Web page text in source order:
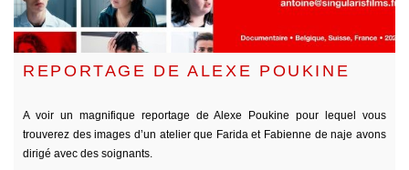
REPORTAGE DE ALEXE POUKINE
A voir un magnifique reportage de Alexe Poukine pour lequel vous
trouverez des images d’un atelier que Farida et Fabienne de naje avons
dirigé avec des soignants.